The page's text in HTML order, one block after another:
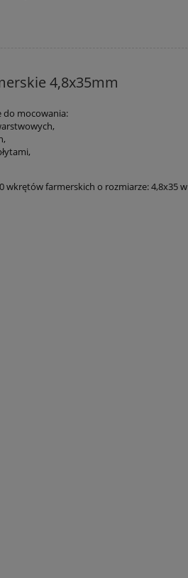
4,8x35mm
do mocowania:
wkrętów farmerskich o rozmiarze: 4,8x35 w